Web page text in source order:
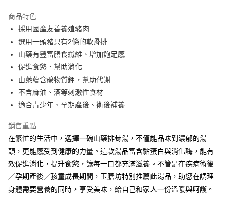
合作金庫商業銀行
華南商業銀行
上海商業儲蓄銀行
國泰世華商業銀行
兆豐國際商業銀行
臺灣中小企業銀行
匯豐（台灣）商業銀行
聯邦商業銀行
元大商業銀行
玉山商業銀行
星展（台灣）商業銀行
台灣樂天信用卡公司
LINE Pay
街口支付
悠遊付
ATM付款
運送方式
冷凍7-11取貨(快速到店)
每筆NT$215，滿NT$3,000(含以上)免運費
冷凍宅配
每筆NT$215，滿NT$3,000(含以上)免運費
離島冷凍宅配
商品特色
採用國產友善養殖豬肉
選用一頭豬只有2條的軟骨排
山藥有豐富膳食纖維、增加飽足感
促進食慾．幫助消化
山藥蘊含礦物質鉀，幫助代謝
不含麻油、酒等刺激性食材
適合青少年、孕期產後、術後補養
銷售重點
在繁忙的生活中，選擇一碗山藥排骨湯，不僅能品味到濃郁的湯
頭，更能感受到健康的力量。這款湯品富含黏蛋白與消化酶，能有
效促進消化，提升食慾，讓每一口都充滿滋養。不管是在疾病術後
／孕期產後／孩童成長期間，玉膳坊特別推薦此湯品，助您在調理
身體需要營養的同時，享受美味，給自己和家人一份溫暖與呵護。